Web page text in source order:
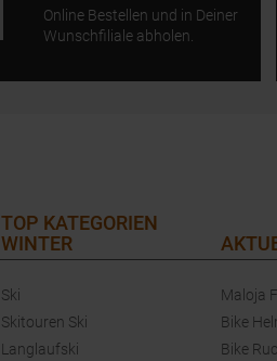
Online Bestellen und in Deiner
Wunschfiliale abholen.
TOP KATEGORIEN
WINTER
Ski
Skitouren Ski
Langlaufski
Maloja
Bike
Bike